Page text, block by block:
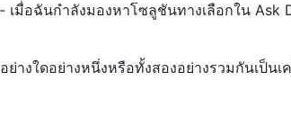
มื่อฉันกำลังมองหาโซลูชันทางเลือกใน Ask
างใดอย่างหนึ่งหรือทั้งสองอย่างรวมกันเป็นเ